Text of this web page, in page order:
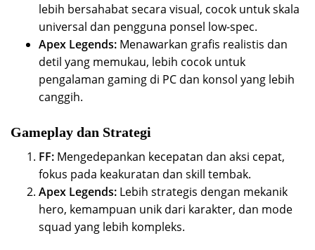
lebih bersahabat secara visual, cocok untuk skala
universal dan pengguna ponsel low-spec.
Apex Legends: Menawarkan grafis realistis dan
detil yang memukau, lebih cocok untuk
pengalaman gaming di PC dan konsol yang lebih
canggih.
Gameplay dan Strategi
FF: Mengedepankan kecepatan dan aksi cepat,
fokus pada keakuratan dan skill tembak.
Apex Legends: Lebih strategis dengan mekanik
hero, kemampuan unik dari karakter, dan mode
squad yang lebih kompleks.